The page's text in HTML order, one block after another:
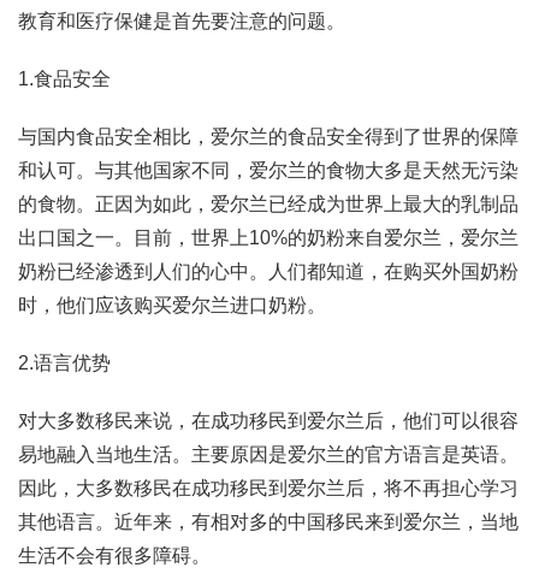
教育和医疗保健是首先要注意的问题。
1.食品安全
与国内食品安全相比，爱尔兰的食品安全得到了世界的保障
和认可。与其他国家不同，爱尔兰的食物大多是天然无污染
的食物。正因为如此，爱尔兰已经成为世界上最大的乳制品
出口国之一。目前，世界上10%的奶粉来自爱尔兰，爱尔兰
奶粉已经渗透到人们的心中。人们都知道，在购买外国奶粉
时，他们应该购买爱尔兰进口奶粉。
2.语言优势
对大多数移民来说，在成功移民到爱尔兰后，他们可以很容
易地融入当地生活。主要原因是爱尔兰的官方语言是英语。
因此，大多数移民在成功移民到爱尔兰后，将不再担心学习
其他语言。近年来，有相对多的中国移民来到爱尔兰，当地
生活不会有很多障碍。